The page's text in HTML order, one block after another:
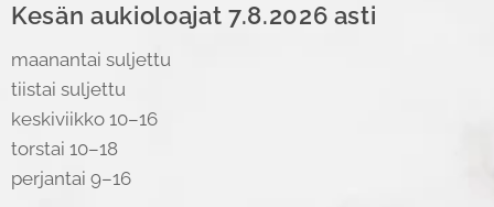
Kesän aukioloajat 7.8.2026 asti
maanantai suljettu
tiistai suljettu
keskiviikko 10–16
torstai 10–18
perjantai 9–16